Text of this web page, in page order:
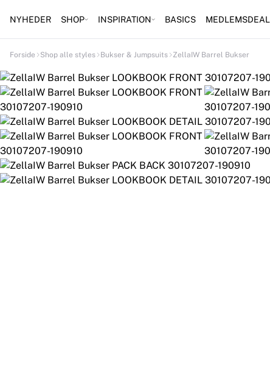
NYHEDER SHOP INSPIRATION BASICS MEDLEMSDEAL
Forside Shop alle styles Bukser & Jumpsuits ZellaIW Barrel Bukser